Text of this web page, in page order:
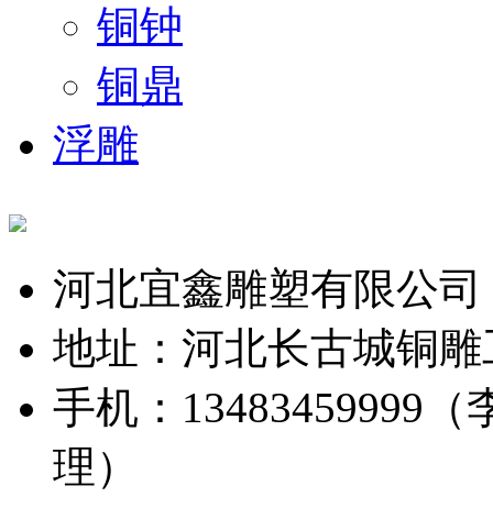
铜钟
铜鼎
浮雕
河北宜鑫雕塑有限公司
地址：河北长古城铜
手机：13483459999（
理）